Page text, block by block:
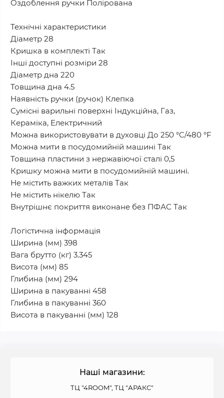
Оздоблення ручки Полірована
Технічні характеристики
Діаметр 28
Кришка в комплекті Так
Інші доступні розміри 28
Діаметр дна 220
Товщина дна 4.5
Наявність ручки (ручок) Клепка
Сумісні варильні поверхні Індукційна, Газ,
Кераміка, Електричний
Можна використовувати в духовці До 250 °C/480 °F
Можна мити в посудомийній машині Так
Товщина пластини з нержавіючої сталі 0,5
Кришку можна мити в посудомийній машині.
Не містить важких металів Так
Не містить нікелю Так
Внутрішнє покриття виконане без ПФАС Так
Логістична інформація
Ширина (мм) 398
Вага брутто (кг) 3.345
Висота (мм) 85
Глибина (мм) 294
Ширина в пакуванні 458
Глибина в пакуванні 360
Висота в пакуванні (мм) 128
Наші магазини:
ТЦ "4ROOM", ТЦ "АРАКС"